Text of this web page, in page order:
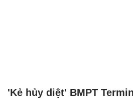
'Kẻ hủy diệt' BMPT